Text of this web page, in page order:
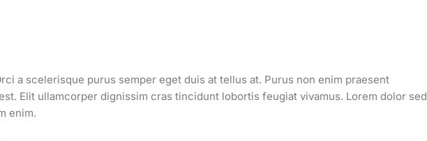
a scelerisque purus semper eget duis at tellus at. Purus non enim praesent
Elit ullamcorper dignissim cras tincidunt lobortis feugiat vivamus. Lorem dolor sed
enim.